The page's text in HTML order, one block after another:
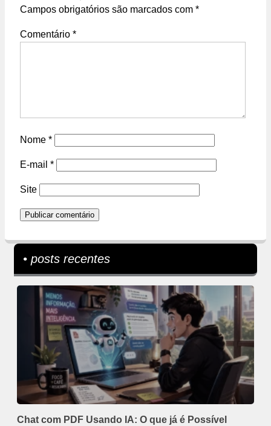
Campos obrigatórios são marcados com *
Comentário *
Nome *
E-mail *
Site
• posts recentes
Chat com PDF Usando IA: O que já é Possível